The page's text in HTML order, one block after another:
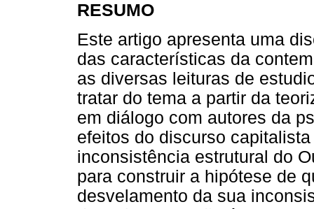
RESUMO
Este artigo apresenta uma
das características da
as diversas leituras de
tratar do tema a partir da
em diálogo com autores da
efeitos do discurso
inconsistência estrutural do
para construir a hipótese de
desvelamento da sua